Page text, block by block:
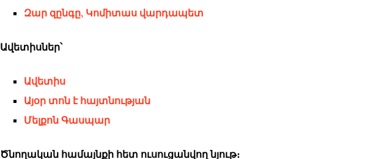
Զար զընգը, Կոմիտաս վարդապետ
Ավետիսներ՝
Ավետիս
Այօր տոն է հայտնության
Մելքոն Գասպար
Ծնողական համայնքի հետ ուսուցանվող նյութ։